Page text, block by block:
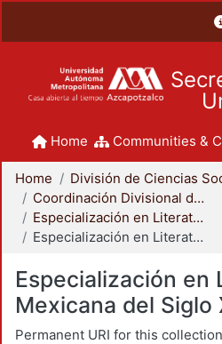
Home Communities &
Home
Coordinación Divisional de Posgrado
Especialización en Literatura Mexicana del Siglo XX
Especialización en Literatura Mexicana del Siglo XX
Especialización en
Mexicana del Siglo
Permanent URI for this collection